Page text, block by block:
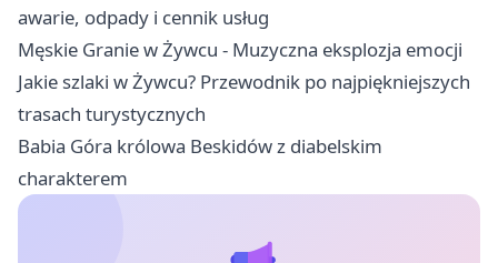
awarie, odpady i cennik usług
Męskie Granie w Żywcu - Muzyczna eksplozja emocji
Jakie szlaki w Żywcu? Przewodnik po najpiękniejszych
trasach turystycznych
Babia Góra królowa Beskidów z diabelskim
charakterem